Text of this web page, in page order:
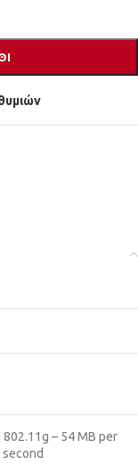
– 54 MB per
second